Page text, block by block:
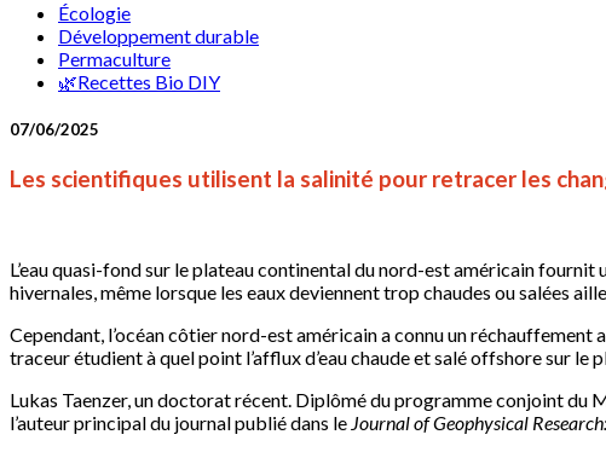
Écologie
Développement durable
Permaculture
🌿Recettes Bio DIY
07/06/2025
Les scientifiques utilisent la salinité pour retracer les
L’eau quasi-fond sur le plateau continental du nord-est américain
hivernales, même lorsque les eaux deviennent trop chaudes ou salées
Cependant, l’océan côtier nord-est américain a connu un
traceur étudient à quel point l’afflux d’eau chaude et salé offshore sur
Lukas Taenzer, un doctorat récent. Diplômé du programme conjoint
l’auteur principal du journal publié dans le Journal of Geophysical